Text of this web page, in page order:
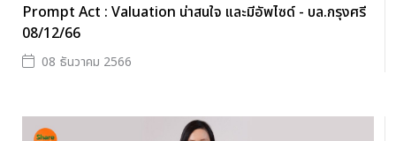
Prompt Act : Valuation น่าสนใจ และมีอัพไซด์ - บล.กรุงศรี
08/12/66
08 ธันวาคม 2566